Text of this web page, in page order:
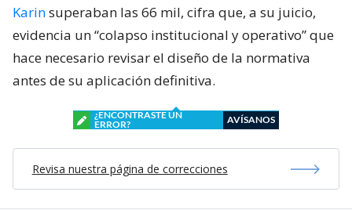
Karinsuperaban las 66 mil, cifra que, a su juicio,
evidencia un “colapso institucional y operativo” que
hace necesario revisar el diseño de la normativa
antes de su aplicación definitiva.
¿ENCONTRASTE UN
ERROR?
AVÍSANOS
Revisa nuestra página de correcciones